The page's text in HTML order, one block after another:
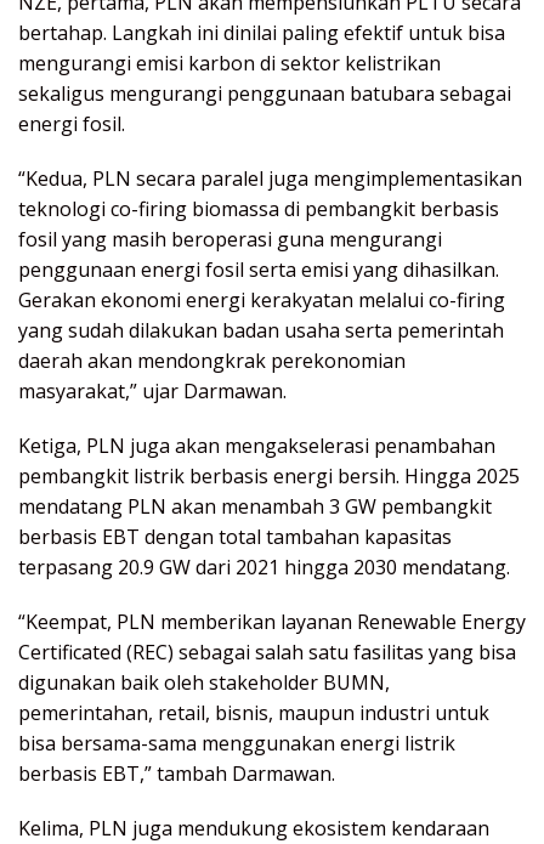
bertahap. Langkah ini dinilai paling efektif untuk bisa
mengurangi emisi karbon di sektor kelistrikan
sekaligus mengurangi penggunaan batubara sebagai
energi fosil.
“Kedua, PLN secara paralel juga mengimplementasikan
teknologi co-firing biomassa di pembangkit berbasis
fosil yang masih beroperasi guna mengurangi
penggunaan energi fosil serta emisi yang dihasilkan.
Gerakan ekonomi energi kerakyatan melalui co-firing
yang sudah dilakukan badan usaha serta pemerintah
daerah akan mendongkrak perekonomian
masyarakat,” ujar Darmawan.
Ketiga, PLN juga akan mengakselerasi penambahan
pembangkit listrik berbasis energi bersih. Hingga 2025
mendatang PLN akan menambah 3 GW pembangkit
berbasis EBT dengan total tambahan kapasitas
terpasang 20.9 GW dari 2021 hingga 2030 mendatang.
“Keempat, PLN memberikan layanan Renewable Energy
Certificated (REC) sebagai salah satu fasilitas yang bisa
digunakan baik oleh stakeholder BUMN,
pemerintahan, retail, bisnis, maupun industri untuk
bisa bersama-sama menggunakan energi listrik
berbasis EBT,” tambah Darmawan.
Kelima, PLN juga mendukung ekosistem kendaraan